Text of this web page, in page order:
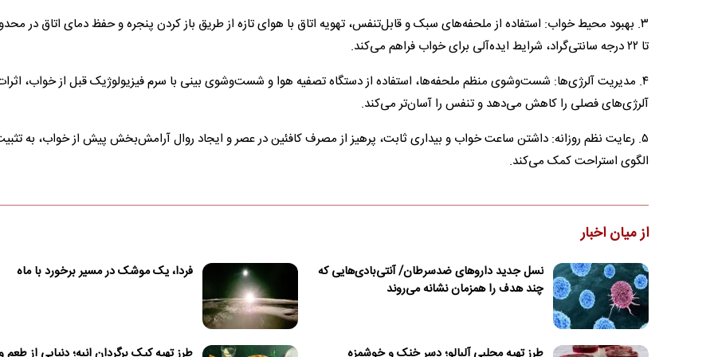
تا ۲۲ درجه سانتی‌گراد، شرایط ایده‌آلی برای خواب فراهم می‌کند.
۴. مدیریت آلرژی‌ها: شست‌وشوی منظم ملحفه‌ها، استفاده از دستگاه تصفیه هوا و شست‌وشوی بینی با سرم فیزیولوژیک قبل از خواب،
آلرژی‌های فصلی را کاهش می‌دهد و تنفس را آسان‌تر می‌کند.
۵. رعایت نظم روزانه: داشتن ساعت خواب و بیداری ثابت، پرهیز از مصرف کافئین در عصر و ایجاد روال آرامش‌بخش پیش از خواب، به
الگوی استراحت کمک می‌کند.
از میان اخبار
نسل جدید داروهای ضدسرطان/ آنتی‌بادی‌هایی که
چند هدف را همزمان نشانه می‌روند
فردا، یک موشک در مسیر برخورد با ماه